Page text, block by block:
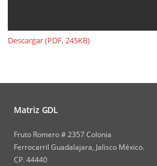
Descargar (PDF, 245KB)
Matriz GDL
Fruto Romero # 2357 Colonia
Ferrocarril Guadalajara, Jalisco México.
CP. 44440